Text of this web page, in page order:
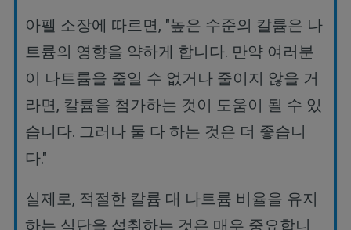
아펠 소장에 따르면, "높은 수준의 칼륨은 나
트륨의 영향을 약하게 합니다. 만약 여러분
이 나트륨을 줄일 수 없거나 줄이지 않을 거
라면, 칼륨을 첨가하는 것이 도움이 될 수 있
습니다. 그러나 둘 다 하는 것은 더 좋습니
다."
실제로, 적절한 칼륨 대 나트륨 비율을 유지
하는 식단을 섭취하는 것은 매우 중요합니